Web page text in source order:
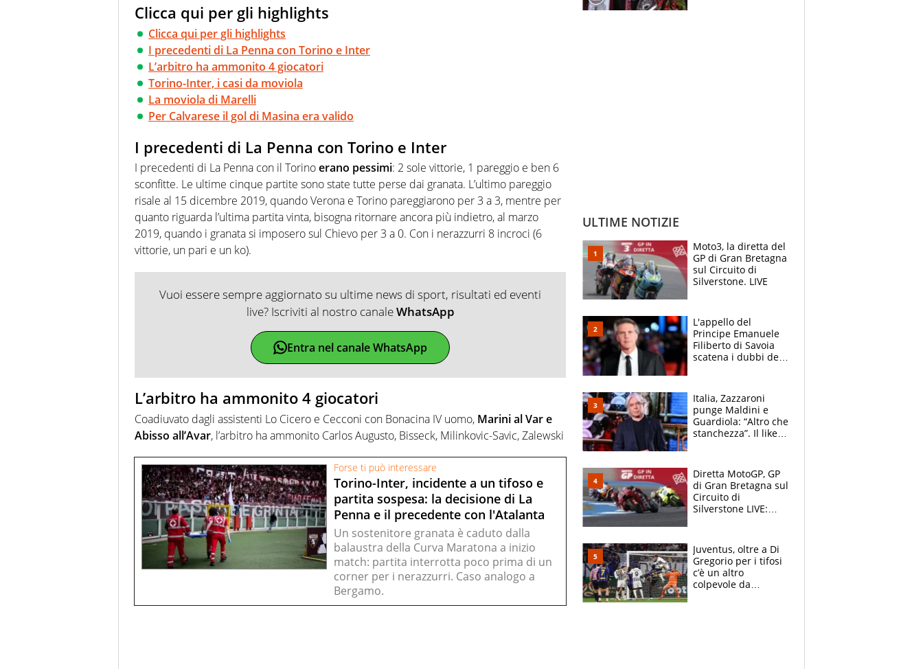
Clicca qui per gli highlights
Clicca qui per gli highlights
I precedenti di La Penna con Torino e Inter
L’arbitro ha ammonito 4 giocatori
Torino-Inter, i casi da moviola
La moviola di Marelli
Per Calvarese il gol di Masina era valido
I precedenti di La Penna con Torino e Inter
I precedenti di La Penna con il Torinoerano pessimi: 2 sole vittorie, 1 pareggio e ben 6
sconfitte. Le ultime cinque partite sono state tutte perse dai granata. L’ultimo pareggio
risale al 15 dicembre 2019, quando Verona e Torino pareggiarono per 3 a 3, mentre per
quanto riguarda l’ultima partita vinta, bisogna ritornare ancora più indietro, al marzo
2019, quando i granata si imposero sul Chievo per 3 a 0. Con i nerazzurri 8 incroci (6
vittorie, un pari e un ko).
Vuoi essere sempre aggiornato su ultime news di sport, risultati ed eventi
live? Iscriviti al nostro canaleWhatsApp
Entra nel canale WhatsApp
L’arbitro ha ammonito 4 giocatori
Coadiuvato dagli assistenti Lo Cicero e Cecconi con Bonacina IV uomo, Marini al Var e
Abisso all’Avar, l’arbitro ha ammonito Carlos Augusto, Bisseck, Milinkovic-Savic, Zalewski
Forse ti può interessare
Torino-Inter, incidente a un tifoso e
partita sospesa: la decisione di La
Penna e il precedente con l'Atalanta
Un sostenitore granata è caduto dalla
balaustra della Curva Maratona a inizio
match: partita interrotta poco prima di un
corner per i nerazzurri. Caso analogo a
Bergamo.
ULTIME NOTIZIE
Moto3, la diretta del
GP di Gran Bretagna
sul Circuito di
Silverstone. LIVE
L'appello del
Principe Emanuele
Filiberto di Savoia
scatena i dubbi dei
Italia, Zazzaroni
punge Maldini e
Guardiola: “Altro che
stanchezza”. Il like
Diretta MotoGP, GP
di Gran Bretagna sul
Circuito di
Silverstone LIVE:
da Martin
Juventus, oltre a Di
Gregorio per i tifosi
c’è un altro
colpevole da